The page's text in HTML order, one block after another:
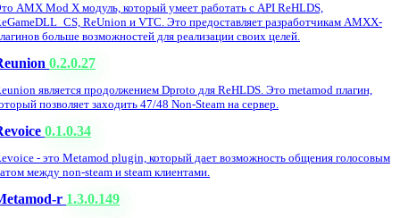
AMX Mod X модуль, который умеет работать с API ReHLDS,
ReUnion и VTC. Это предоставляет разработчикам AMXX-
больше возможностей для реализации своих целей.
0.2.0.27
является продолжением Dproto для ReHLDS. Это metamod плагин,
позволяет заходить 47/48 Non-Steam на сервер.
0.1.0.34
- это Metamod plugin, который дает возможность общения голосовым
между non-steam и steam клиентами.
r 1.3.0.149